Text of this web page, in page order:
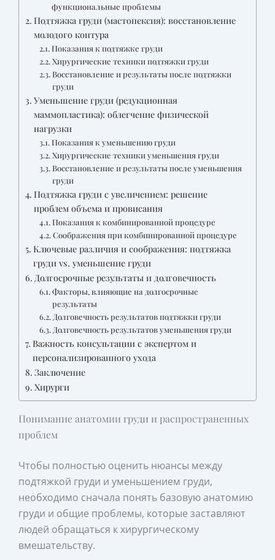
функциональные проблемы
Подтяжка груди (мастопексия): восстановление
молодого контура
Показания к подтяжке груди
Хирургические техники подтяжки груди
Восстановление и результаты после подтяжки
груди
Уменьшение груди (редукционная
маммопластика): облегчение физической
нагрузки
Показания к уменьшению груди
Хирургические техники уменьшения груди
Восстановление и результаты после уменьшения
груди
Подтяжка груди с увеличением: решение
проблем объема и провисания
Показания к комбинированной процедуре
Соображения при комбинированной процедуре
Ключевые различия и соображения: подтяжка
груди vs. уменьшение груди
Долгосрочные результаты и долговечность
Факторы, влияющие на долгосрочные
результаты
Долговечность результатов подтяжки груди
Долговечность результатов уменьшения груди
Важность консультации с экспертом и
персонализированного ухода
Заключение
Хирурги
Понимание анатомии груди и распространенных
проблем
Чтобы полностью оценить нюансы между
подтяжкой груди и уменьшением груди,
необходимо сначала понять базовую анатомию
груди и общие проблемы, которые заставляют
людей обращаться к хирургическому
вмешательству.